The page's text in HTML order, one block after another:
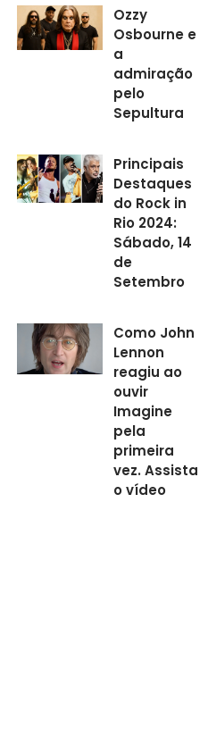
Ozzy
Osbourne e
a
admiração
pelo
Sepultura
Principais
Destaques
do Rock in
Rio 2024:
Sábado, 14
de
Setembro
Como John
Lennon
reagiu ao
ouvir
Imagine
pela
primeira
vez. Assista
o vídeo